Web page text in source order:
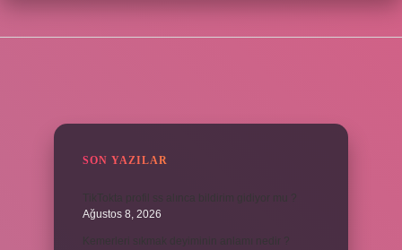
SON YAZILAR
TikTokta profil ss alınca bildirim gidiyor mu ?
Ağustos 8, 2026